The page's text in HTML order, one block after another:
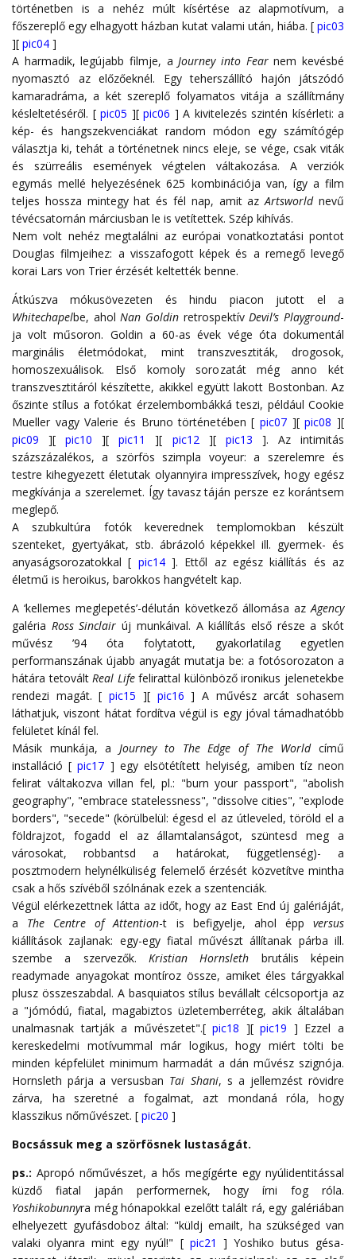
történetben is a nehéz múlt kísértése az alapmotívum, a
főszereplő egy elhagyott házban kutat valami után, hiába. [ pic03
][ pic04 ]
A harmadik, legújabb filmje, aJourney into Fearnem kevésbé
nyomasztó az előzőeknél. Egy teherszállító hajón játszódó
kamaradráma, a két szereplő folyamatos vitája a szállítmány
késleltetéséről. [ pic05 ][ pic06 ] A kivitelezés szintén kísérleti: a
kép- és hangszekvenciákat random módon egy számítógép
választja ki, tehát a történetnek nincs eleje, se vége, csak viták
és szürreális események végtelen váltakozása. A verziók
egymás mellé helyezésének 625 kombinációja van, így a film
teljes hossza mintegy hat és fél nap, amit azArtsworldnevű
tévécsatornán márciusban le is vetítettek. Szép kihívás.
Nem volt nehéz megtalálni az európai vonatkoztatási pontot
Douglas filmjeihez: a visszafogott képek és a remegő levegő
korai Lars von Trier érzését keltették benne.
Átkúszva mókusövezeten és hindu piacon jutott el a
Whitechapelbe, aholNan Goldin retrospektívDevil’s Playground-
ja volt műsoron. Goldin a 60-as évek vége óta dokumentál
marginális életmódokat, mint transzvesztiták, drogosok,
homoszexuálisok. Első komoly sorozatát még anno két
transzvesztitáról készítette, akikkel együtt lakott Bostonban. Az
őszinte stílus a fotókat érzelembombákká teszi, például Cookie
Mueller vagy Valerie és Bruno történetében [ pic07][pic08 ][
pic09 ][pic10 ][pic11 ][ pic12][ pic13 ]. Az intimitás
százszázalékos, a szörfös szimpla voyeur: a szerelemre és
testre kihegyezett életutak olyannyira impresszívek, hogy egész
megkívánja a szerelemet. Így tavasz táján persze ez korántsem
meglepő.
A szubkultúra fotók keverednek templomokban készült
szenteket, gyertyákat, stb. ábrázoló képekkel ill. gyermek- és
anyaságsorozatokkal [ pic14]. Ettől az egész kiállítás és az
életmű is heroikus, barokkos hangvételt kap.
A ‘kellemes meglepetés’-délután következő állomása azAgency
galéria Ross Sinclair új munkáival. A kiállítás első része a skót
művész ’94 óta folytatott, gyakorlatilag egyetlen
performanszának újabb anyagát mutatja be: a fotósorozaton a
hátára tetováltReal Lifefelirattal különböző ironikus jelenetekbe
rendezi magát. [pic15 ][ pic16 ] A művész arcát sohasem
láthatjuk, viszont hátat fordítva végül is egy jóval támadhatóbb
felületet kínál fel.
Másik munkája, aJourney to The Edge of The Worldcímű
installáció [pic17 ] egy elsötétített helyiség, amiben tíz neon
felirat váltakozva villan fel, pl.: "burn your passport", "abolish
geography", "embrace statelessness", "dissolve cities", "explode
borders", "secede" (körülbelül: égesd el az útleveled, töröld el a
földrajzot, fogadd el az államtalanságot, szüntesd meg a
városokat, robbantsd a határokat, függetlenség)- a
posztmodern helynélküliség felemelő érzését közvetítve mintha
csak a hős szívéből szólnának ezek a szentenciák.
Végül elérkezettnek látta az időt, hogy az East End új galériáját,
a The Centre of Attention-t is befigyelje, ahol éppversus
kiállítások zajlanak: egy-egy fiatal művészt állítanak párba ill.
szembe a szervezők. Kristian Hornsleth brutális képein
readymade anyagokat montíroz össze, amiket éles tárgyakkal
plusz összeszabdal. A basquiatos stílus bevállalt célcsoportja az
a "jómódú, fiatal, magabiztos üzletemberréteg, akik általában
unalmasnak tartják a művészetet".[pic18 ][pic19 ] Ezzel a
kereskedelmi motívummal már logikus, hogy miért tölti be
minden képfelület minimum harmadát a dán művész szignója.
Hornsleth párja a versusban Tai Shani, s a jellemzést rövidre
zárva, ha szeretné a fogalmat, azt mondaná róla, hogy
klasszikus nőművészet. [ pic20 ]
Bocsássuk meg a szörfösnek lustaságát.
ps.: Apropó nőművészet, a hős megígérte egy nyúlidentitással
küzdő fiatal japán performernek, hogy írni fog róla.
Yoshikobunnyra még hónapokkal ezelőtt talált rá, egy galériában
elhelyezett gyufásdoboz által: "küldj emailt, ha szükséged van
valaki olyanra mint egy nyúl!" [ pic21 ] Yoshiko butus gésa-